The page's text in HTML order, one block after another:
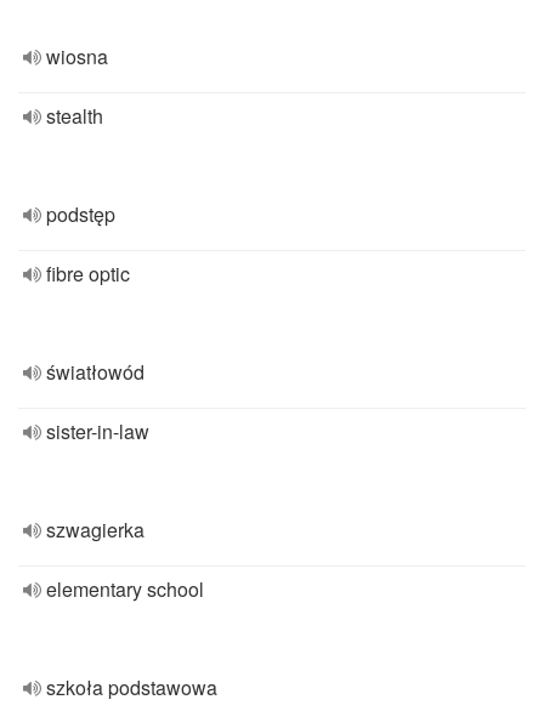
wiosna
stealth
podstęp
fibre optic
światłowód
sister-in-law
szwagierka
elementary school
szkoła podstawowa